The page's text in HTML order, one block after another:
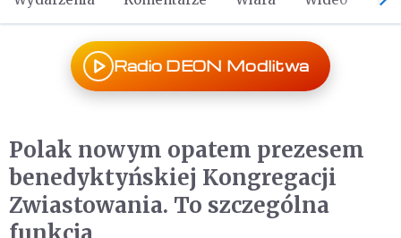
Radio DEON Modlitwa
Polak nowym opatem prezesem
benedyktyńskiej Kongregacji
Zwiastowania. To szczególna